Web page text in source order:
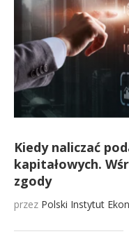
Kiedy naliczać
kapitałowych.
zgody
przez Polski Instytut